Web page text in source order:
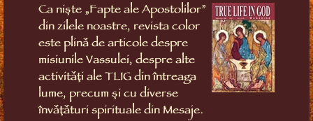
Ca niște „Fapte ale Apostolilor”
din zilele noastre, revista color
este plină de articole despre
misiunile Vassulei, despre alte
activități ale TLIG din întreaga
lume, precum și cu diverse
învățături spirituale din Mesaje.